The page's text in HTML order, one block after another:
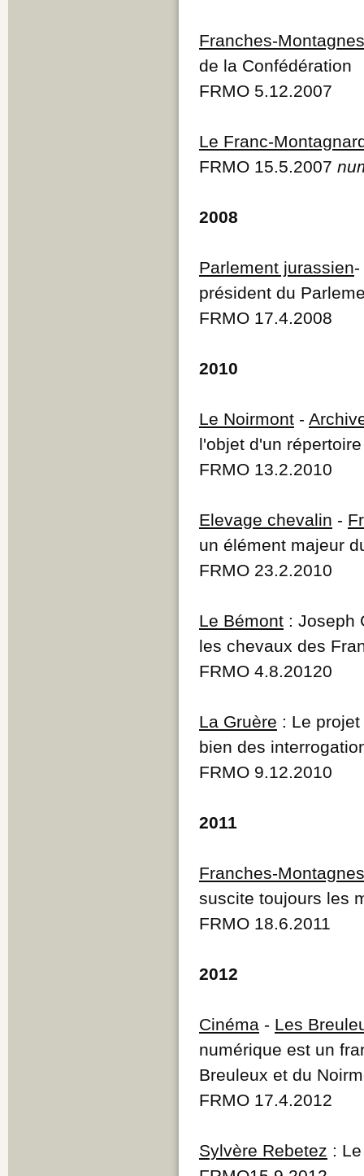
Franches-Montagnes
de la Confédération
FRMO 5.12.2007
Le Franc-
FRMO 15.5.2007
2008
Parlement jurassien-
président du
FRMO 17.4.2008
2010
Le Noirmont -
l'objet d'un répertoire
FRMO 13.2.2010
Elevage chevalin -
un élément majeur
FRMO 23.2.2010
Le Bémont : Joseph
les chevaux des
FRMO 4.8.20120
La Gruère : Le
bien des
FRMO 9.12.2010
2011
Franches-Montagnes
suscite toujours les
FRMO 18.6.2011
2012
Cinéma - Les
numérique est un
Breuleux et du
FRMO 17.4.2012
Sylvère Rebetez :